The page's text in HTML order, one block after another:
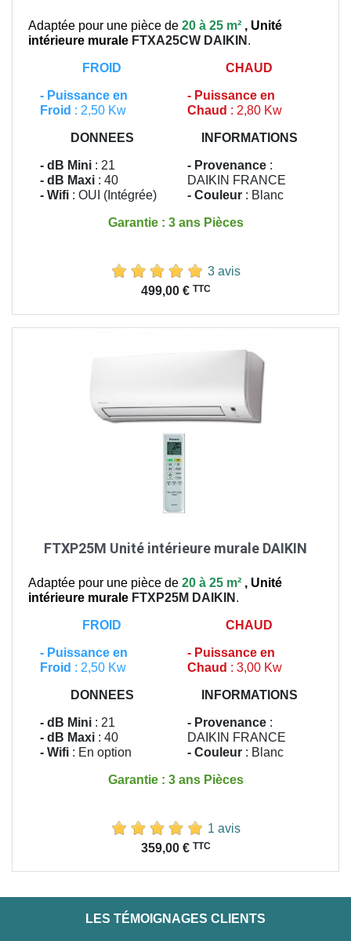
Adaptée pour une pièce de 20 à 25 m² , Unité
intérieure murale FTXA25CW DAIKIN .
FROID
- Puissance en
Froid : 2,50 Kw
CHAUD
- Puissance en
Chaud : 2,80 Kw
DONNEES
- dB Mini : 21
- dB Maxi : 40
- Wifi : OUI (Intégrée)
INFORMATIONS
- Provenance :
DAIKIN FRANCE
- Couleur : Blanc
Garantie : 3 ans Pièces
3 avis
499,00 € TTC
FTXP25M Unité intérieure murale DAIKIN
Adaptée pour une pièce de 20 à 25 m² , Unité
intérieure murale FTXP25M DAIKIN .
FROID
- Puissance en
Froid : 2,50 Kw
CHAUD
- Puissance en
Chaud : 3,00 Kw
DONNEES
- dB Mini : 21
- dB Maxi : 40
- Wifi : En option
INFORMATIONS
- Provenance :
DAIKIN FRANCE
- Couleur : Blanc
Garantie : 3 ans Pièces
1 avis
359,00 € TTC
LES TÉMOIGNAGES CLIENTS